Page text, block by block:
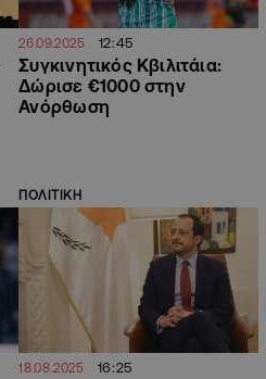
26.09.2025 12:45
Συγκινητικός Κβιλιτάια:
Δώρισε €1000 στην
Ανόρθωση
ΠΟΛΙΤΙΚΗ
18.08.2025 16:25